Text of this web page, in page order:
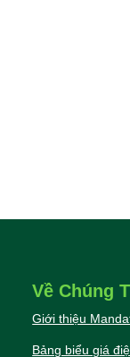
Về Chúng
Giới thiệu
Bảng biểu giá